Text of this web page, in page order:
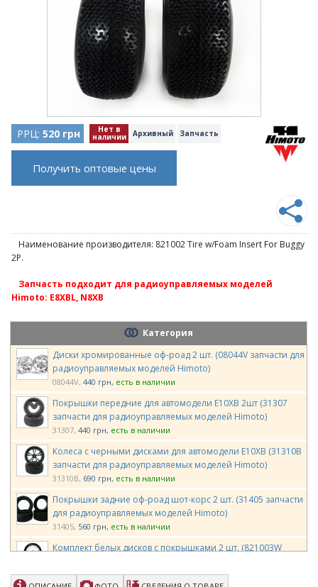
Стать партнером
РРЦ: 520 грн Нет в
наличии Архивный Запчасть
Получить оптовые цены
Наименование производителя: 821002 Tire w/Foam Insert For Buggy
2P.
Запчасть подходит для радиоуправляемых моделей
Himoto: E8XBL, N8XB
Категория
Диски хромированные оф-роад 2 шт. (08044V запчасти для
радиоуправляемых моделей Himoto)
08044V 440 грн есть в наличии
Покрышки передние для автомодели E10XB 2шт (31307
запчасти для радиоуправляемых моделей Himoto)
31307 440 грн есть в наличии
Колеса с черными дисками для автомодели E10XB (31310B
запчасти для радиоуправляемых моделей Himoto)
31310B 690 грн есть в наличии
Покрышки задние оф-роад шот-корс 2 шт. (31405 запчасти
для радиоуправляемых моделей Himoto)
31405 560 грн есть в наличии
Комплект белых дисков с покрышками 2 шт. (821003W
821003W 870 грн есть в наличии